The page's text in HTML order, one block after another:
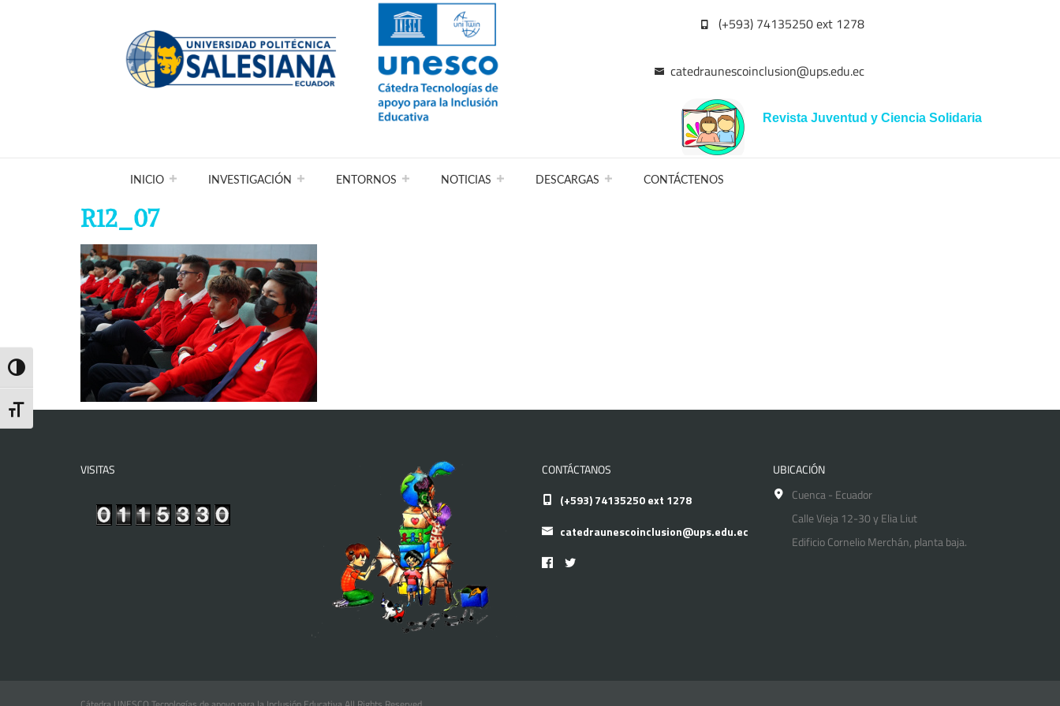
Toggle High Contrast
Toggle Font size
(+593) 74135250 ext 1278
catedraunescoinclusion@ups.edu.ec
Revista Juventud y Ciencia Solidaria
INICIO INVESTIGACIÓN ENTORNOS NOTICIAS DESCARGAS CONTÁCTENOS
R12_07
VISITAS
CONTÁCTANOS
(+593) 74135250 ext 1278
catedraunescoinclusion@ups.edu.ec
UBICACIÓN
Cuenca - Ecuador
Calle Vieja 12-30 y Elia Liut
Edificio Cornelio Merchán, planta baja.